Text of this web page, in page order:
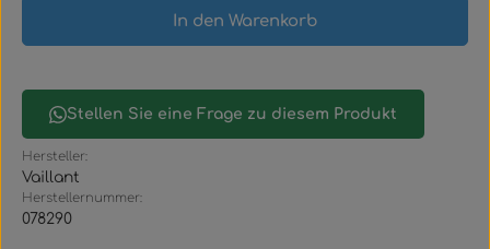
In den Warenkorb
Stellen Sie eine Frage zu diesem Produkt
Hersteller:
Vaillant
Herstellernummer:
078290